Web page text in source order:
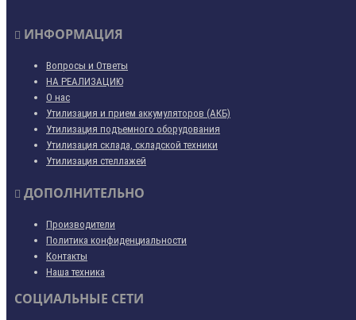
ИНФОРМАЦИЯ
Вопросы и Ответы
НА РЕАЛИЗАЦИЮ
О нас
Утилизация и прием аккумуляторов (АКБ)
Утилизация подъемного оборудования
Утилизация склада, складской техники
Утилизация стеллажей
ДОПОЛНИТЕЛЬНО
Производители
Политика конфиденциальности
Контакты
Наша техника
СОЦИАЛЬНЫЕ СЕТИ